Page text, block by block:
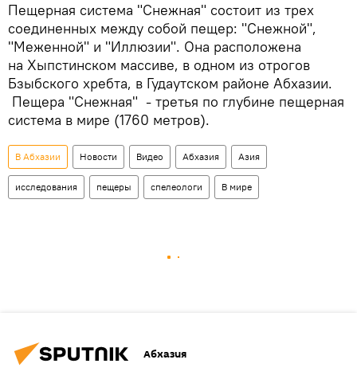
Пещерная система "Снежная" состоит из трех
соединенных между собой пещер: "Снежной",
"Меженной" и "Иллюзии". Она расположена
на Хыпстинском массиве, в одном из отрогов
Бзыбского хребта, в Гудаутском районе Абхазии.
Пещера "Снежная" - третья по глубине пещерная
система в мире (1760 метров).
В Абхазии Новости Видео Абхазия Азия
исследования пещеры спелеологи В мире
Абхазия